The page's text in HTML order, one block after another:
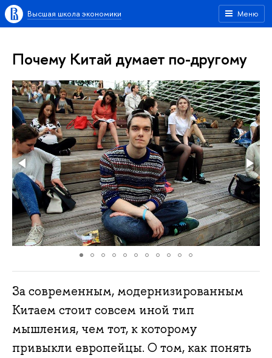
Меню
Высшая школа экономики
Почему Китай думает по-другому
За современным, модернизированным
Китаем стоит совсем иной тип
мышления, чем тот, к которому
привыкли европейцы. О том, как понять